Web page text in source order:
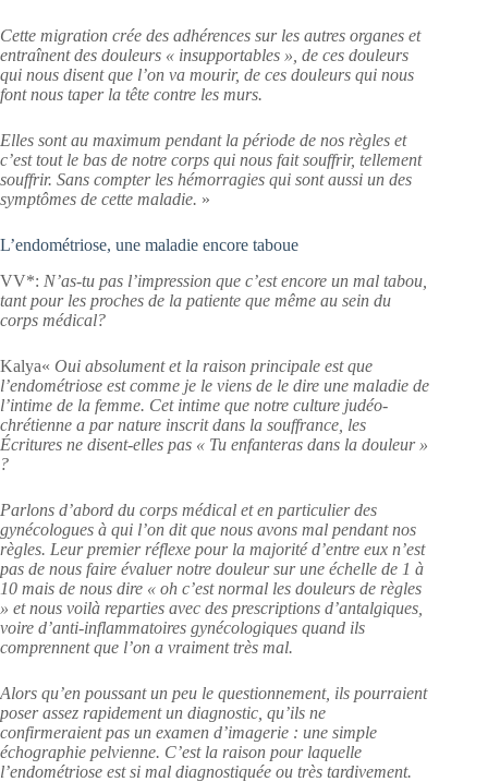
Cette migration crée des adhérences sur les autres organes et
entraînent des douleurs « insupportables », de ces douleurs
qui nous disent que l’on va mourir, de ces douleurs qui nous
font nous taper la tête contre les murs.
Elles sont au maximum pendant la période de nos règles et
c’est tout le bas de notre corps qui nous fait souffrir, tellement
souffrir. Sans compter les hémorragies qui sont aussi un des
symptômes de cette maladie. »
L’endométriose, une maladie encore taboue
VV*: N’as-tu pas l’impression que c’est encore un mal tabou,
tant pour les proches de la patiente que même au sein du
corps médical?
Kalya« Oui absolument et la raison principale est que
l’endométriose est comme je le viens de le dire une maladie de
l’intime de la femme. Cet intime que notre culture judéo-
chrétienne a par nature inscrit dans la souffrance, les
Écritures ne disent-elles pas « Tu enfanteras dans la douleur »
?
Parlons d’abord du corps médical et en particulier des
gynécologues à qui l’on dit que nous avons mal pendant nos
règles. Leur premier réflexe pour la majorité d’entre eux n’est
pas de nous faire évaluer notre douleur sur une échelle de 1 à
10 mais de nous dire « oh c’est normal les douleurs de règles
» et nous voilà reparties avec des prescriptions d’antalgiques,
voire d’anti-inflammatoires gynécologiques quand ils
comprennent que l’on a vraiment très mal.
Alors qu’en poussant un peu le questionnement, ils pourraient
poser assez rapidement un diagnostic, qu’ils ne
confirmeraient pas un examen d’imagerie : une simple
échographie pelvienne. C’est la raison pour laquelle
l’endométriose est si mal diagnostiquée ou très tardivement.